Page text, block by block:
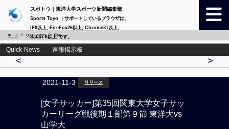
スポトウ｜東洋大学スポーツ新聞編集部
Sports Toyo ｜サポートしているブラウザは、
IE9以上, FireFox26以上, Chrome31以上,
Safari 6以上 です。
ホーム Quick-News 詳細
Quick-News 速報掲示板
< >
2021-11-3 リリース
[女子サッカー]第35回関東大学女子サッ
カーリーグ戦後期１部第９節 東洋大vs
山学大